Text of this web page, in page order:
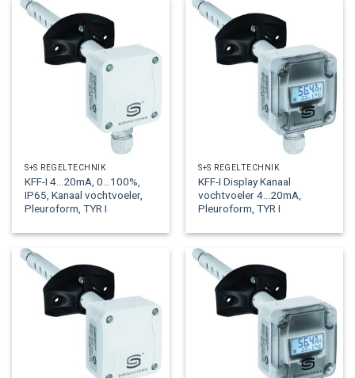
S+S REGELTECHNIK
KFF-I 4…20mA, 0…100%,
IP65, Kanaal vochtvoeler,
Pleuroform, TYR I
S+S REGELTECHNIK
KFF-I Display Kanaal
vochtvoeler 4…20mA,
Pleuroform, TYR I